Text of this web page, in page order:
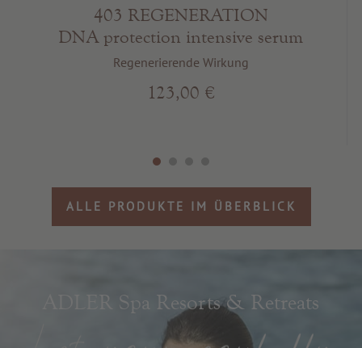
403 REGENERATION
DNA protection intensive serum
Regenerierende Wirkung
123,00 €
ALLE PRODUKTE IM ÜBERBLICK
ADLER Spa Resorts & Retreats